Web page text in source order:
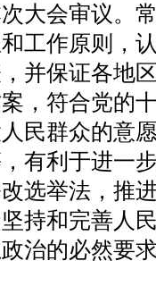
大会审议。
工作原则，
并保证各地
，符合党的
民群众的意
有利于进一
选举法，推
持和完善人
治的必然要